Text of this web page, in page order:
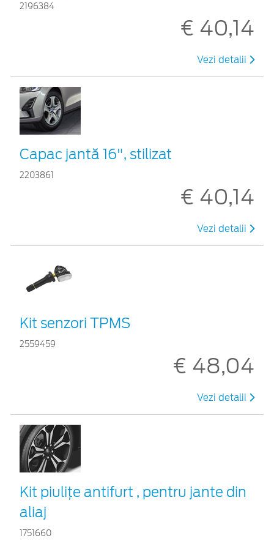
2196384
€ 40,14
Vezi detalii
Capac jantă 16", stilizat
2203861
€ 40,14
Vezi detalii
Kit senzori TPMS
2559459
€ 48,04
Vezi detalii
Kit piuliţe antifurt , pentru jante din
aliaj
1751660